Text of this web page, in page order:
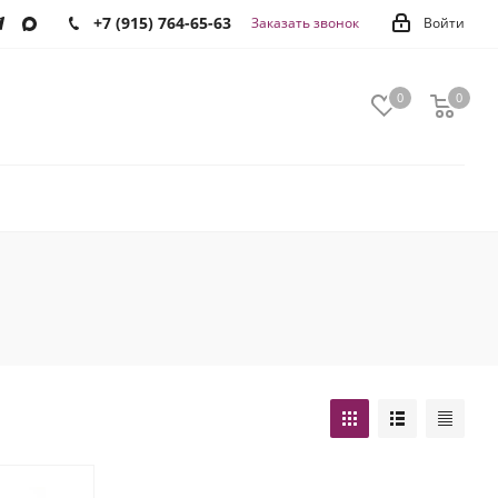
Войти
+7 (915) 764-65-63 Заказать звонок
0 0
0